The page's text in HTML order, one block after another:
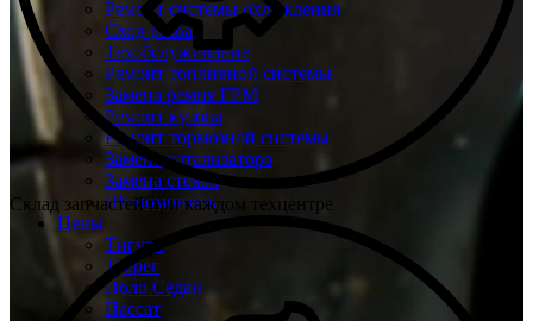
Ремонт системы охлаждения
Сход развал
Техобслуживание
Ремонт топливной системы
Замена ремня ГРМ
Ремонт кузова
Ремонт тормозной системы
Замена катализатора
Замена стекол
Шиномонтаж
Цены
Тигуан
Туарег
Поло Седан
Пассат
Склад запчастей при каждом техцентре